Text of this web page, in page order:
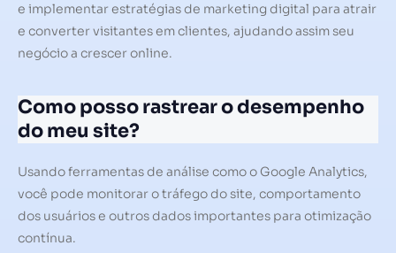
e implementar estratégias de marketing digital para atrair
e converter visitantes em clientes, ajudando assim seu
negócio a crescer online.
Como posso rastrear o desempenho
do meu site?
Usando ferramentas de análise como o Google Analytics,
você pode monitorar o tráfego do site, comportamento
dos usuários e outros dados importantes para otimização
contínua.